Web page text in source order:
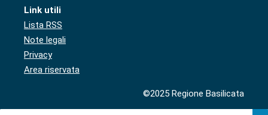
Link utili
Lista RSS
Note legali
Privacy
Area riservata
©2025 Regione Basilicata